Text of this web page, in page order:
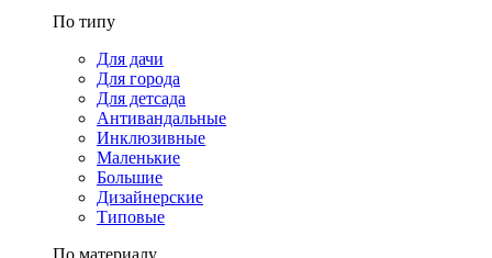
По типу
Для дачи
Для города
Для детсада
Антивандальные
Инклюзивные
Маленькие
Большие
Дизайнерские
Типовые
По материалу